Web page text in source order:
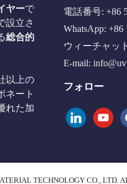
ヤーで
設立さ
総合的
以上の
ネート
れた加
電話番号: +86
WhatsApp: +86
ウィーチャッ
E-mail:
フォロー
linkedinyoutube
TECHNOLOGY CO., LTD.